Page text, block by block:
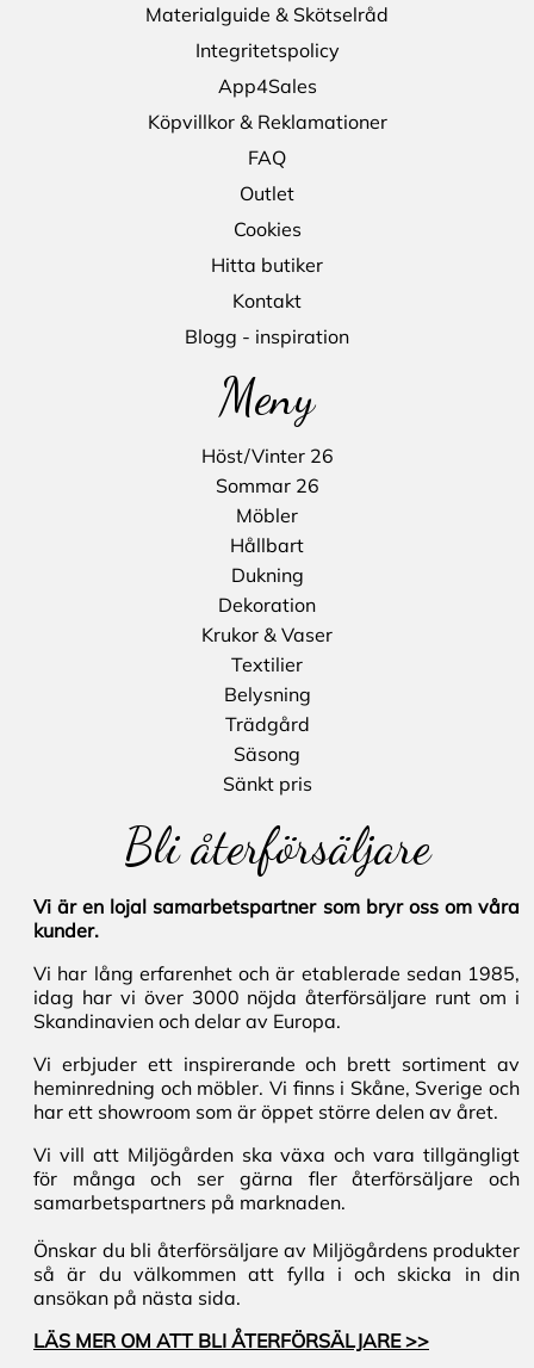
Materialguide & Skötselråd
Integritetspolicy
App4Sales
Köpvillkor & Reklamationer
FAQ
Outlet
Cookies
Hitta butiker
Kontakt
Blogg - inspiration
Meny
Höst/Vinter 26
Sommar 26
Möbler
Hållbart
Dukning
Dekoration
Krukor & Vaser
Textilier
Belysning
Trädgård
Säsong
Sänkt pris
Bli återförsäljare
Vi är en lojal samarbetspartner som bryr oss om våra
kunder.
Vi har lång erfarenhet och är etablerade sedan 1985,
idag har vi över 3000 nöjda återförsäljare runt om i
Skandinavien och delar av Europa.
Vi erbjuder ett inspirerande och brett sortiment av
heminredning och möbler. Vi finns i Skåne, Sverige och
har ett showroom som är öppet större delen av året.
Vi vill att Miljögården ska växa och vara tillgängligt
för många och ser gärna fler återförsäljare och
samarbetspartners på marknaden.
Önskar du bli återförsäljare av Miljögårdens produkter
så är du välkommen att fylla i och skicka in din
ansökan på nästa sida.
LÄS MER OM ATT BLI ÅTERFÖRSÄLJARE >>